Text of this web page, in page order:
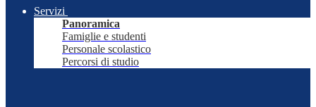
Servizi
Panoramica
Famiglie e studenti
Personale scolastico
Percorsi di studio